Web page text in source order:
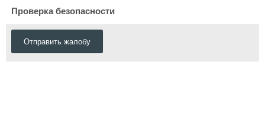
Проверка безопасности
Отправить жалобу